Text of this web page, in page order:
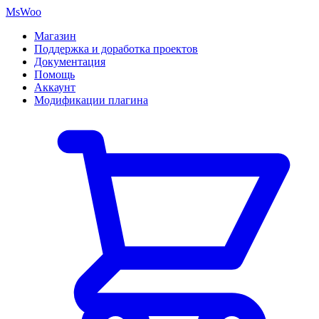
MsWoo
Магазин
Поддержка и доработка проектов
Документация
Помощь
Аккаунт
Модификации плагина